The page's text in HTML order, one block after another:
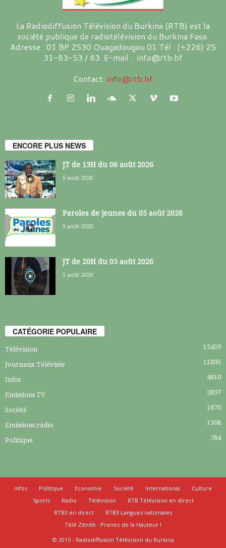
La Radiodiffusion Télévision du Burkina (RTB) est la
société publique de radiotélévision du Burkina Faso.
Adresse : 01 BP 2530 Ouagadougou 01 Tél : (+226) 25
31-83-53 / 63 E-mail : info@rtb.bf
Contact: info@rtb.bf
ENCORE PLUS NEWS
JT de 13H du 06 août 2026
6 août 2026
Paroles de jeunes du 05 août 2026
5 août 2026
JT de 20H du 05 août 2026
5 août 2026
CATÉGORIE POPULAIRE
Télévision 12459
Journaux Télévisés 11895
Infos 4810
Emissions TV 2897
Société 1676
Emissions radio 1368
Politique 784
Infos Politique Economie Société International
Culture
Sports
Radio Télévision
RTB Télévision en direct
RTB3 en direct
RTB3 Langues nationales
Télé Zénith : Prenez de la Hauteur !
© 2015 - Radiodiffusion Télévision du Burkina